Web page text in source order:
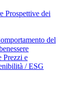
Prospettive dei
del
Prezzi e
/ ESG